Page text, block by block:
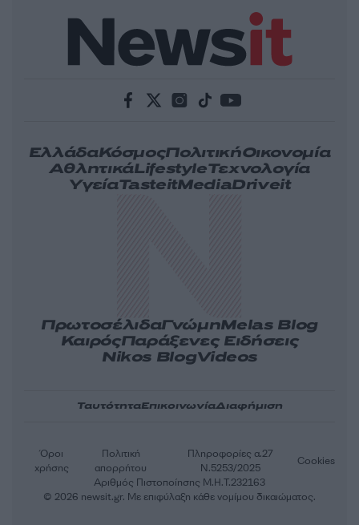
ΕλλάδαΚόσμοςΠολιτικήΟικονομία
ΑθλητικάLifestyleΤεχνολογία
ΥγείαTasteitMediaDriveit
ΠρωτοσέλιδαΓνώμηMelas Blog
ΚαιρόςΠαράξενες Ειδήσεις
Nikos BlogVideos
ΤαυτότηταΕπικοινωνίαΔιαφήμιση
Αριθμός Πιστοποίησης Μ.Η.Τ.232163
Όροι
χρήσης
Πολιτική
απορρήτου
Πληροφορίες α.27
Ν.5253/2025
Cookies
© 2026 newsit.gr. Με επιφύλαξη κάθε νομίμου δικαιώματος.